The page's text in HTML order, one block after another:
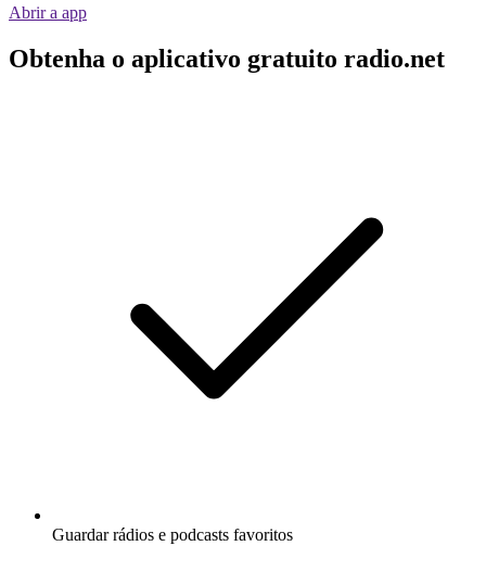
Abrir a app
Obtenha o aplicativo gratuito radio.net
Guardar rádios e podcasts favoritos